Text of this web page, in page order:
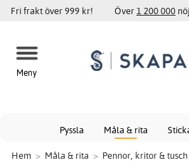
Fri frakt över 999 kr! Över1 200 000
Meny
Pyssla Måla & rita
Hem > Måla & rita > Pennor, kritor & tusch